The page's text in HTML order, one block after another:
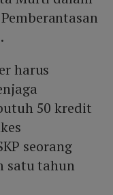
harus
50 kredit
seorang
satu tahun